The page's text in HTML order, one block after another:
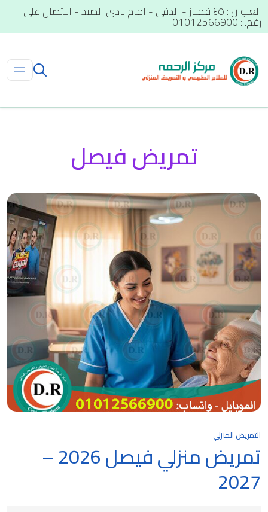
العنوان : ٤٥ قمبيز - الدقي - امام نادي الصيد - الاتصال علي
رقم. : 01012566900
تمريض فيصل
التمريض المنزلي
تمريض منزلي فيصل 2026 –
2027